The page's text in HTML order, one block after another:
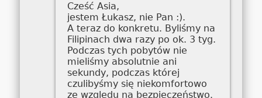
Cześć Asia,
jestem Łukasz, nie Pan :).
A teraz do konkretu. Byliśmy na
Filipinach dwa razy po ok. 3 tyg.
Podczas tych pobytów nie
mieliśmy absolutnie ani
sekundy, podczas której
czulibyśmy się niekomfortowo
ze względu na bezpieczeństwo.